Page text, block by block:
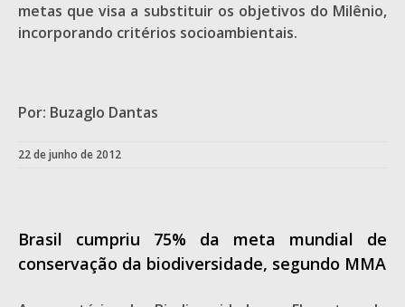
metas que visa a substituir os objetivos do Milênio,
incorporando critérios socioambientais.
Por: Buzaglo Dantas
22 de junho de 2012
Brasil cumpriu 75% da meta mundial de
conservação da biodiversidade, segundo MMA